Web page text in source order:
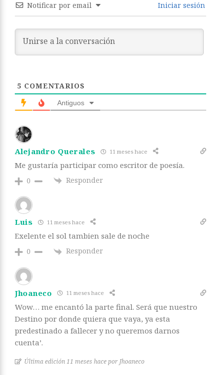
Notificar por email Iniciar sesión
5 COMENTARIOS
Antiguos
Alejandro Querales 11 meses hace
Me gustaría participar como escritor de poesía.
0 Responder
Luis 11 meses hace
Exelente el sol tambien sale de noche
0 Responder
Jhoaneco 11 meses hace
Wow… me encantó la parte final. Será que nuestro
Destino por donde quiera que vaya, ya esta
predestinado a fallecer y no queremos darnos
cuenta’.
Última edición 11 meses hace por Jhoaneco